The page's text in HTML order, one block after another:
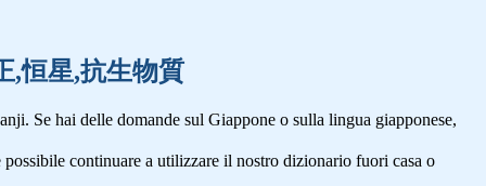
,恒星,抗生物質
Se hai delle domande sul Giappone o sulla lingua giapponese,
possibile continuare a utilizzare il nostro dizionario fuori casa o